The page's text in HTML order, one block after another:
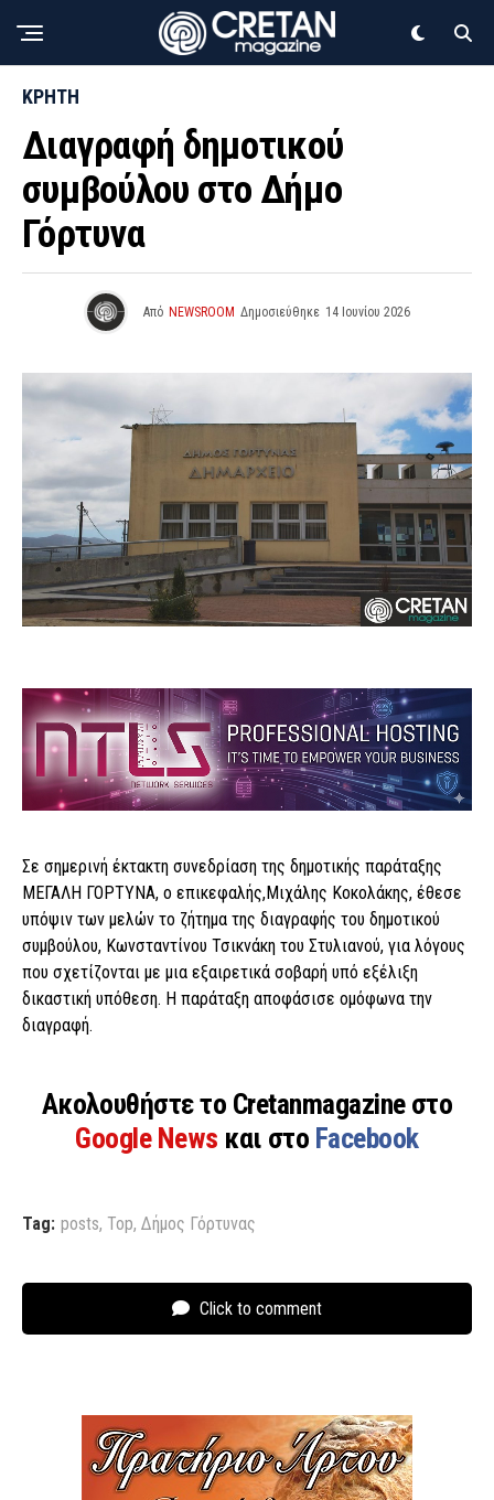
ΚΡΗΤΗ
Διαγραφή δημοτικού
συμβούλου στο Δήμο
Γόρτυνα
Από NEWSROOM Δημοσιεύθηκε 14 Ιουνίου 2026
Σε σημερινή έκτακτη συνεδρίαση της δημοτικής παράταξης
ΜΕΓΑΛΗ ΓΟΡΤΥΝΑ, ο επικεφαλής,Μιχάλης Κοκολάκης, έθεσε
υπόψιν των μελών το ζήτημα της διαγραφής του δημοτικού
συμβούλου, Κωνσταντίνου Τσικνάκη του Στυλιανού, για λόγους
που σχετίζονται με μια εξαιρετικά σοβαρή υπό εξέλιξη
δικαστική υπόθεση. Η παράταξη αποφάσισε ομόφωνα την
διαγραφή.
Ακολουθήστε το Cretanmagazine στο
Google News και στο Facebook
Tag: posts, Top, Δήμος Γόρτυνας
Click to comment